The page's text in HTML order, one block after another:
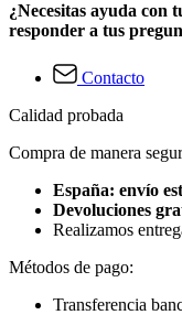
¿Necesitas ayuda con
responder a tus
Contacto
Calidad probada
Compra de manera
España: envío
Devoluciones
Realizamos
Métodos de pago:
Transferencia